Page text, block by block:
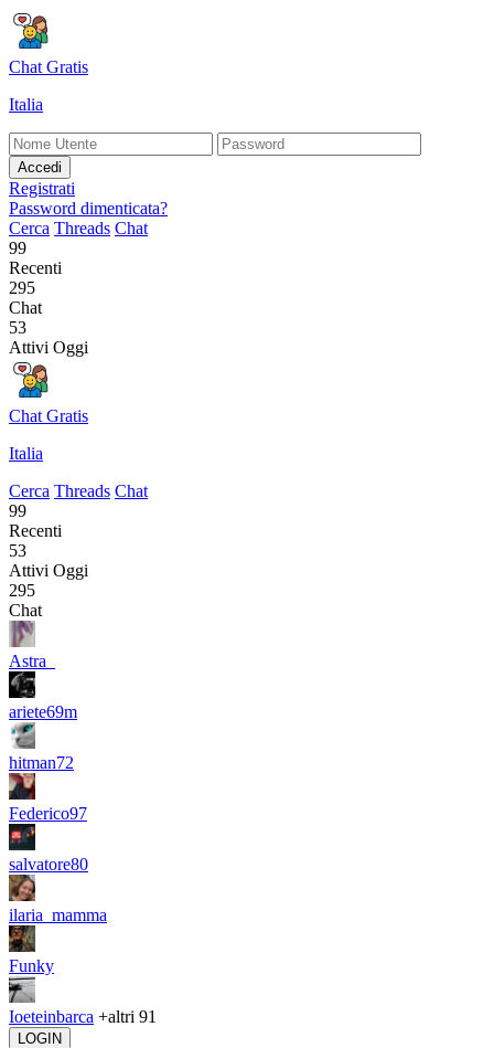
Chat Gratis
Italia
Accedi
Registrati
Password dimenticata?
Cerca Threads Chat
99
Recenti
295
Chat
53
Attivi Oggi
Chat Gratis
Italia
Cerca Threads Chat
99
Recenti
53
Attivi Oggi
295
Chat
Astra_
ariete69m
hitman72
Federico97
salvatore80
ilaria_mamma
Funky
Ioeteinbarca +altri 91
LOGIN